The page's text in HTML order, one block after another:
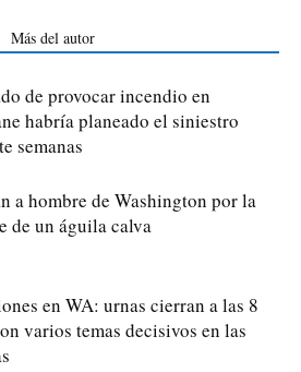
Más del autor
de provocar incendio en
habría planeado el siniestro
semanas
a hombre de Washington por la
de un águila calva
en WA: urnas cierran a las 8
varios temas decisivos en las